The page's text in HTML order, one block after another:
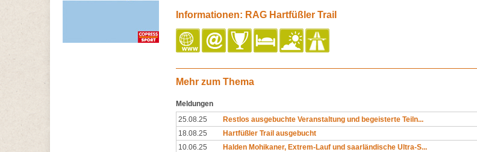
Informationen: RAG Hartfüßler Trail
Mehr zum Thema
Meldungen
25.08.25
Restlos ausgebuchte Veranstaltung und begeisterte Teiln...
18.08.25
Hartfüßler Trail ausgebucht
10.06.25
Halden Mohikaner, Extrem-Lauf und saarländische Ultra-S...